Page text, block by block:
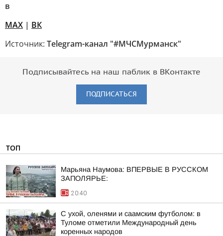
в
MAX | ВК
Источник: Telegram-канал "#МЧСМурманск"
Подписывайтесь на наш паблик в ВКонтакте
ПОДПИСАТЬСЯ
ТОП
Марьяна Наумова: ВПЕРВЫЕ В РУССКОМ
ЗАПОЛЯРЬЕ:
20:40
С ухой, оленями и саамским футболом: в
Туломе отметили Международный день
коренных народов